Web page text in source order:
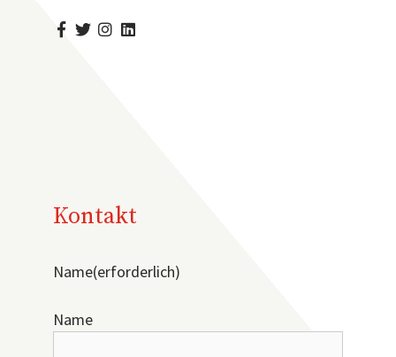
Kontakt
Name(erforderlich)
Name